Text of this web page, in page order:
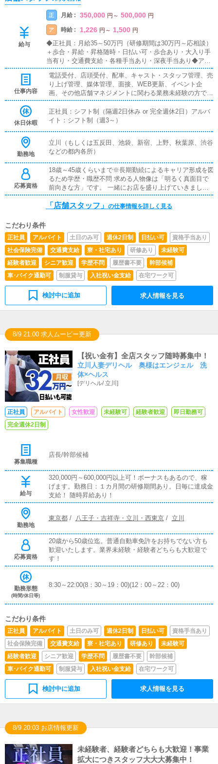
給与
正 月給 : 350,000 円 ～ 500,000 円
ア 時給 : 1,226 円 ～ 1,500 円
◆正社員：月給35～50万円（研修期間は30万円～応相談）
＋歩合・昇給・昇格随時・日払い可・歩合あり・大入り手
当有り・交通費支給・各種手当あり・深夜手当あり◆アル
バイト：時給1,226～1,500円※22時以降 深夜手当あり・
昇給・昇格随時・日払い可・大入り手当有り・交通費支
給・正社員登用あり・各種手当あり★同時募集中★【送迎
ドライバー】《給与/報酬》1,226円～車の持ち込み無しで
す。《仕事内容》女性送迎業務、その他サポート業務《応
募年齢・資格》18歳以上～50歳位まで要普通自動車免許運
転が好きな方、清潔感のある方※業界経験不問《勤務時
間》9時 ～ 翌5時の間で1日5時間～
仕事内容
電話受付、店頭受付、配車、キャスト・スタッフ管理、売
り上げ管理、媒体管理、面接、WEB更新、イベント企
画、その他店舗マネジメントに関わる業務未経験の方でも
しっかり働けるように優しく丁寧にサポートしますので安
心してご応募ください。
休日休暇
正社員：シフト制（隔週2日休み or 完全週休2日）アルバ
イト：シフト制（週3～）
勤務地
立川（もしくは五反田、池袋、新宿、上野、秋葉原、渋谷
などの都内各所）
応募資格
18歳～45歳くらいまで※長期勤続によるキャリア形成を図
るため学歴・職歴不問 求める人物像は「明るく真面目で
前向きな方」です。 一緒にお店を盛り上げていきましょ
う！
「店舗スタッフ」 の仕事情報を詳しく見る
こだわり条件
正社員 アルバイト 土日のみ可 週休2日制 日払い可
資格手当あり
社会保険完備
交通費支給 寮・社宅あり 研修あり
未経験可
経験者歓迎
シニア歓迎 学歴不問 履歴書不要
幹部候補
車･バイク通勤可
制服貸与 入社祝い金支給 在宅ワーク可
検討中に追加 求人情報を見る
8/9 21:00 求人ムービー更新
【祝い金有】全店スタッフ随時募集中！
立川人妻デリヘル 奥様はエンジェル 洗
体×ヘルス
[デリヘル/ 立川]
正社員 アルバイト 女性歓迎 未経験可 経験者歓迎
即日勤務可
完全週休2日制
募集職種
店長/幹部候補
給与
320,000円～600,000円以上可！ボーナスもあるので、稼
げます。勤務日：１カ月間の研修期間あり。日毎に達成金
支給！ 随時昇給あり！
勤務地
東京都/ 八王子・吉祥寺・立川・西東京/ 立川
応募資格
20歳から50歳位迄。普通自動車免許をお持ちでない方も
歓迎いたします。業界未経験・経験者どちらも大歓迎で
す！
勤務形態
(時間/休日等)
8:30～22:00(8：30～19：00)(12：00～22：00)
こだわり条件
正社員 アルバイト 土日のみ可 週休2日制 日払い可
資格手当あり
社会保険完備
交通費支給 寮・社宅あり 研修あり
未経験可
経験者歓迎
シニア歓迎 学歴不問 履歴書不要
幹部候補
車･バイク通勤可
制服貸与 入社祝い金支給 在宅ワーク可
検討中に追加 求人情報を見る
8/9 20:03 お店情報更新
未経験者、経験者どちらも大歓迎！事業
拡大につきスタッフ大大大募集中！